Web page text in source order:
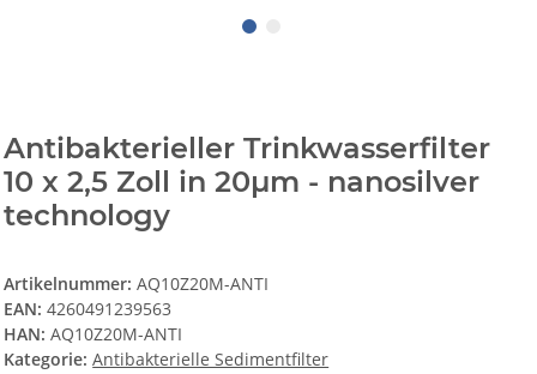
Antibakterieller Trinkwasserfilter
10 x 2,5 Zoll in 20µm - nanosilver
technology
Artikelnummer:AQ10Z20M-ANTI
EAN: 4260491239563
HAN: AQ10Z20M-ANTI
Kategorie:Antibakterielle Sedimentfilter